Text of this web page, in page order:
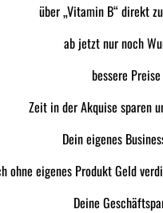
über „Vitamin B“ direkt
ab jetzt nur noch
bessere
Zeit in der Akquise sparen
Dein eigenes
ohne eigenes Produkt Geld
Deine